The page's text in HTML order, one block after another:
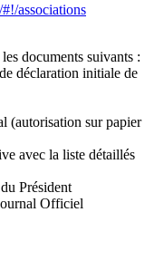
associations
documents suivants :
déclaration initiale de
(autorisation sur papier
avec la liste détaillés
Président
Officiel